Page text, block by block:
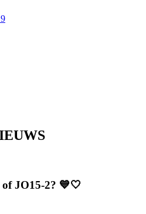
JO15-2? 💙🤍